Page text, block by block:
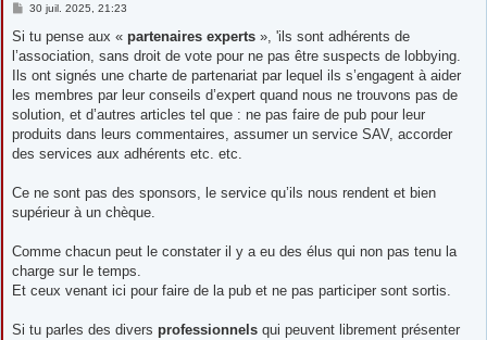
M
s
a
g
30 juil. 2025, 21:23
Si tu pense aux « partenaires experts », 'ils sont adhérents de
l’association, sans droit de vote pour ne pas être suspects de lobbying.
Ils ont signés une charte de partenariat par lequel ils s’engagent à aider
les membres par leur conseils d’expert quand nous ne trouvons pas de
solution, et d’autres articles tel que : ne pas faire de pub pour leur
produits dans leurs commentaires, assumer un service SAV, accorder
des services aux adhérents etc. etc.
Ce ne sont pas des sponsors, le service qu’ils nous rendent et bien
supérieur à un chèque.
Comme chacun peut le constater il y a eu des élus qui non pas tenu la
charge sur le temps.
Et ceux venant ici pour faire de la pub et ne pas participer sont sortis.
Si tu parles des divers professionnels qui peuvent librement présenter